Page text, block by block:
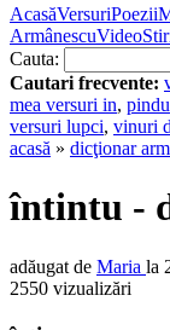
AcasăVersuriPoezii
ArmânescuVideo
Cauta:
Cautari frecvente:
mea versuri in, pindu
versuri lupci, vinuri
acasă » dicţionar
întintu -
adăugat de Maria la
2550 vizualizări